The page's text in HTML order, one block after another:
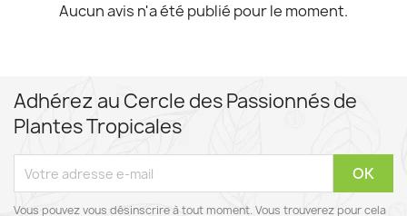
Aucun avis n'a été publié pour le moment.
Adhérez au Cercle des Passionnés de
Plantes Tropicales
Vous pouvez vous désinscrire à tout moment. Vous trouverez pour cela